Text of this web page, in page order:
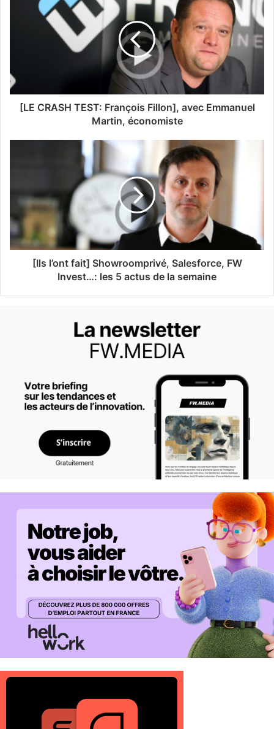
[LE CRASH TEST: François Fillon], avec Emmanuel
Martin, économiste
[Ils l’ont fait] Showroomprivé, Salesforce, FW
Invest…: les 5 actus de la semaine